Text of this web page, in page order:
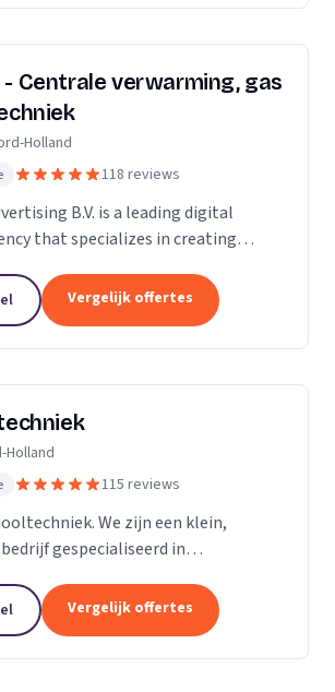
Centrale verwarming, gas
Holland
118 reviews
B.V. is a leading digital
that specializes in creating
professionals who are
Vergelijk offertes
115 reviews
We zijn een klein,
gespecialiseerd in
en zo snel mogelijk van dienst te
Vergelijk offertes